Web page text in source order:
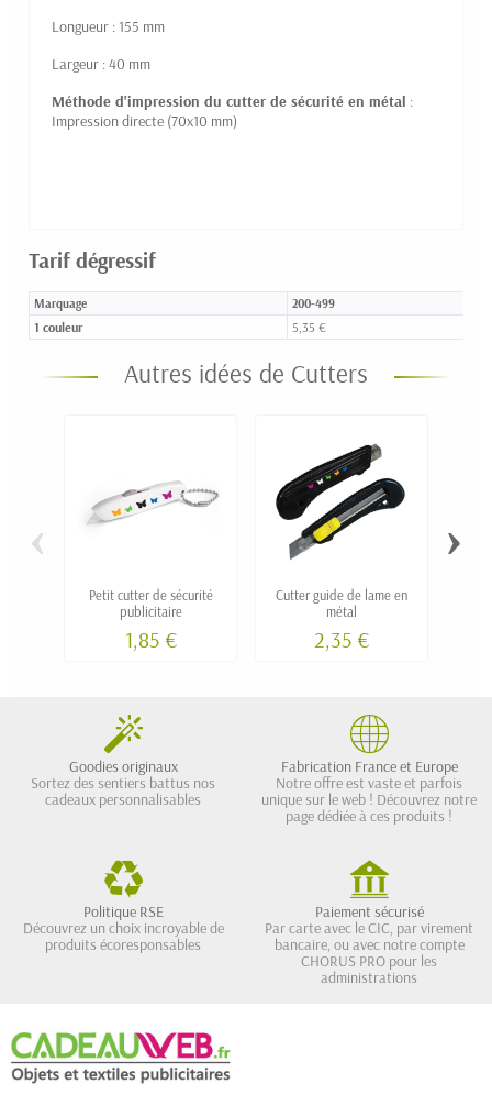
Longueur : 155 mm
Largeur : 40 mm
Méthode d'impression du cutter de sécurité en métal :
Impression directe (70x10 mm)
Tarif dégressif
Marquage 200-499
1 couleur 5,35 €
Autres idées de Cutters
Petit cutter de sécurité
publicitaire
1,85 €
Cutter guide de lame en
métal
2,35 €
‹ ›
Goodies originaux
Sortez des sentiers battus nos
cadeaux personnalisables
Fabrication France et Europe
Notre offre est vaste et parfois
unique sur le web ! Découvrez notre
page dédiée à ces produits !
Politique RSE
Découvrez un choix incroyable de
produits écoresponsables
Paiement sécurisé
Par carte avec le CIC, par virement
bancaire, ou avec notre compte
CHORUS PRO pour les
administrations